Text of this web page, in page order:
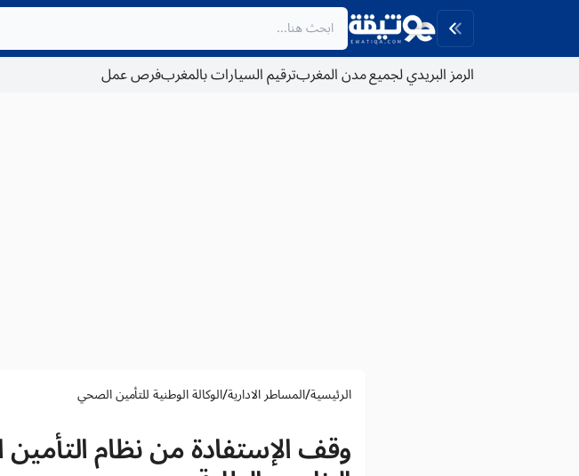
الرمز البريدي لجميع مدن المغربترقيم السيارات بالمغربفرص عمل
الرئيسية/المساطر الادارية/الوكالة الوطنية للتأمين الصحي
وقف الإستفادة من نظام